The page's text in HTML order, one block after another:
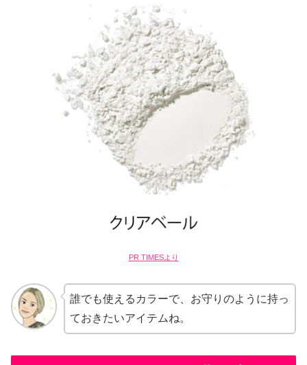
PR TIMESより
誰でも使えるカラーで、お守りのように持っ
ておきたいアイテムね。